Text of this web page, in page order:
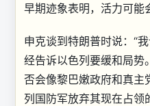
早期迹象表明，活力可能
申克谈到特朗普时说：“
经告诉以色列要缓和局势
否会像黎巴嫩政府和真主
列国防军放弃其现在占领